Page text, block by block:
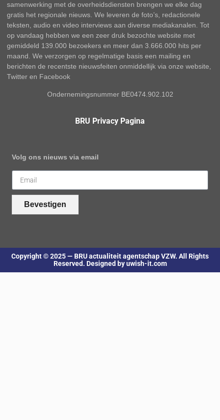
samenwerking met de overheidsdiensten brengen we elke dag
gratis het regionale nieuws. We leveren de foto’s, redactionele
teksten, audio en video interviews aan diverse mediakanalen. Tot
op vandaag hebben we een zeer druk bezochte website met
gemiddeld 139.000 bezoekers en meer dan 3.666.000 hits per
maand. We verzorgen op regelmatige basis een mailing en
berichten de recentste nieuwsfeiten onmiddellijk via onze website,
Twitter en Facebook
Ondernemingsnummer BE0474.902.102
BRU Privacy Pagina
Volg ons nieuws via email
Bevestigen
Copyright © 2025 — BRU actualiteit agentschap VZW. All Rights
Reserved. Designed by uwish-it.com